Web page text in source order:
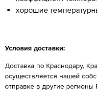
хорошие
Условия доставки:
Доставка по Краснодару,
осуществляется нашей
отправке в другие регионы